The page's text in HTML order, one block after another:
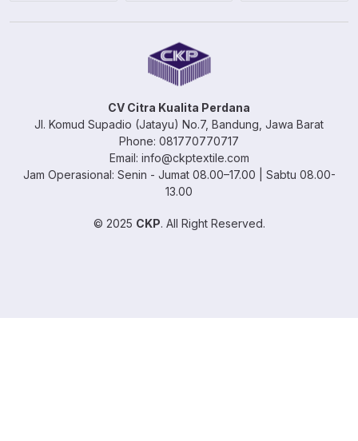
CV Citra Kualita Perdana
Jl. Komud Supadio (Jatayu) No.7, Bandung, Jawa Barat
Phone: 081770770717
Email: info@ckptextile.com
Jam Operasional: Senin - Jumat 08.00–17.00 | Sabtu 08.00-
13.00
© 2025 CKP. All Right Reserved.